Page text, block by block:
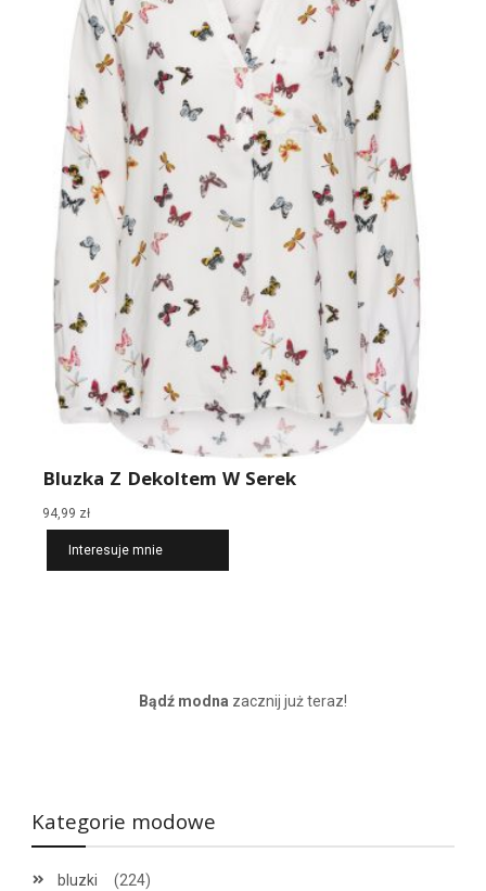
Bluzka Z Dekoltem W Serek
94,99 zł
Interesuje mnie
Bądź modna zacznij już teraz!
Kategorie modowe
bluzki (224)